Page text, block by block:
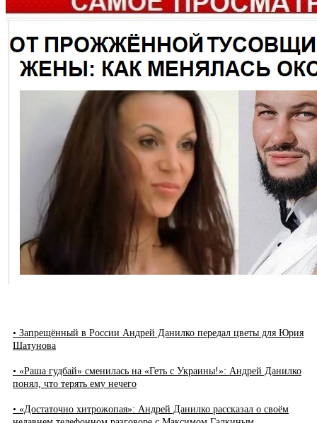
• Запрещённый в России Андрей Данилко передал цветы для Юрия
Шатунова
• «Раша гудбай» сменилась на «Геть с Украины!»: Андрей Данилко
понял, что терять ему нечего
• «Достаточно хитрожопая»: Андрей Данилко рассказал о своём